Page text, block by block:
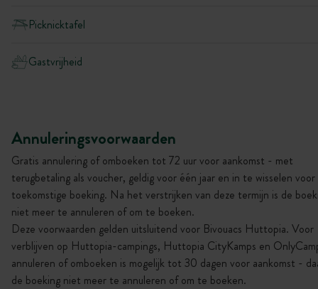
Picknicktafel
Gastvrijheid
Annuleringsvoorwaarden
Gratis annulering of omboeken tot 72 uur voor aankomst - met
terugbetaling als voucher, geldig voor één jaar en in te wisselen
toekomstige boeking. Na het verstrijken van deze termijn is de
niet meer te annuleren of om te boeken.
Deze voorwaarden gelden uitsluitend voor Bivouacs Huttopia. Voor
verblijven op Huttopia-campings, Huttopia CityKamps en
annuleren of omboeken is mogelijk tot 30 dagen voor aankomst -
de boeking niet meer te annuleren of om te boeken.